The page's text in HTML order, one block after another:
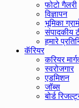
फोटो गैलरी
विज्ञापन
भूमिका
संपादकीय
हमारे
कॅरियर
करियर
स्वरोजगार
एडमिशन
जॉब्स
बोर्ड